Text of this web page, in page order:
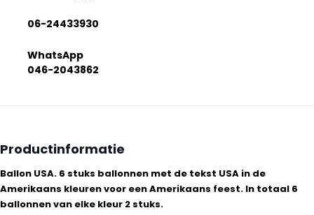
06-24433930
WhatsApp
046-2043862
Productinformatie
Ballon USA. 6 stuks ballonnen met de tekst USA in de
Amerikaans kleuren voor een Amerikaans feest. In totaal 6
ballonnen van elke kleur 2 stuks.